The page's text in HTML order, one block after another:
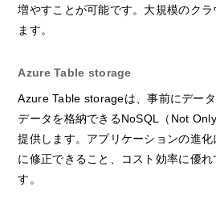
増やすことが可能です。大規模のク
ます。
Azure Table storage
Azure Table storageは、事前にデー
データを格納できるNoSQL（Not
提供します。アプリケーションの進
に修正できること、コスト効率に優
す。